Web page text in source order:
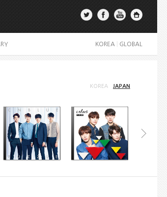
KOREA GLOBAL
KOREA JAPAN